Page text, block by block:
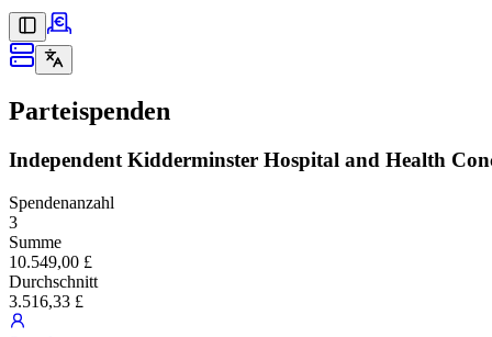
Parteispenden
Independent Kidderminster Hospital and Health
Spendenanzahl
3
Summe
10.549,00 £
Durchschnitt
3.516,33 £